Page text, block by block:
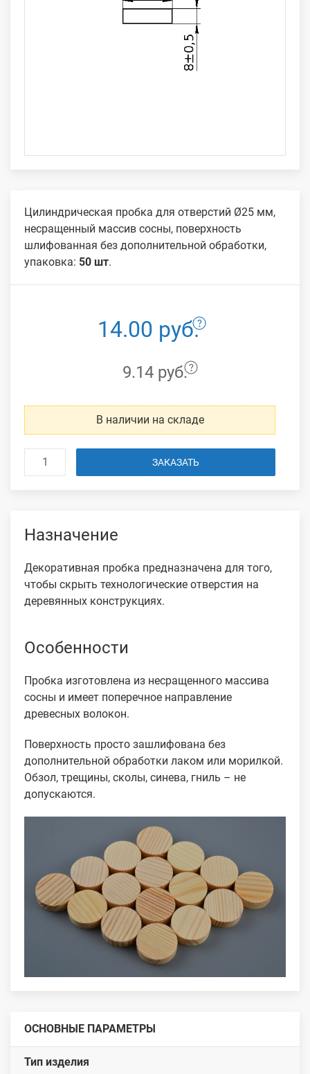
Цилиндрическая пробка для отверстий Ø25 мм,
несращенный массив сосны, поверхность
шлифованная без дополнительной обработки,
упаковка: 50 шт.
14.00 руб.
9.14 руб.
В наличии на складе
ЗАКАЗАТЬ
Назначение
Декоративная пробка предназначена для того,
чтобы скрыть технологические отверстия на
деревянных конструкциях.
Особенности
Пробка изготовлена из несращенного массива
сосны и имеет поперечное направление
древесных волокон.
Поверхность просто зашлифована без
дополнительной обработки лаком или морилкой.
Обзол, трещины, сколы, синева, гниль – не
допускаются.
ОСНОВНЫЕ ПАРАМЕТРЫ
Тип изделия